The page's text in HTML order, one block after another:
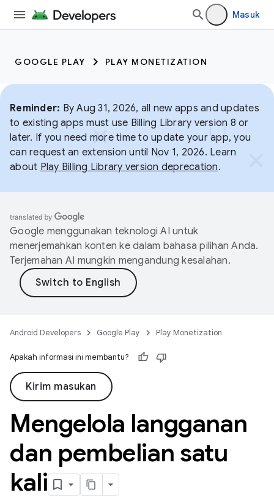
Masuk
GOOGLE PLAY PLAY MONETIZATION
Reminder: By Aug 31, 2026, all new apps and updates
to existing apps must use Billing Library version 8 or
later. If you need more time to update your app, you
can request an extension until Nov 1, 2026. Learn
about Play Billing Library version deprecation.
Google menggunakan teknologi AI untuk
menerjemahkan konten ke dalam bahasa pilihan Anda.
Terjemahan AI mungkin mengandung kesalahan.
Android Developers Google Play Play Monetization
Apakah informasi ini membantu?
Kirim masukan
Mengelola langganan
dan pembelian satu
kali